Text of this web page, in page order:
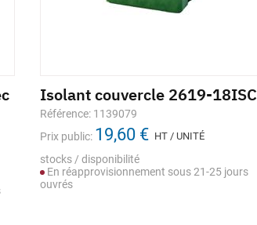
Isolant couvercle 2619-18ISC
Référence: 1139079
Prix public: 19,60 € HT / UNITÉ
stocks / disponibilité
En réapprovisionnement sous 21-25 jours
ouvrés